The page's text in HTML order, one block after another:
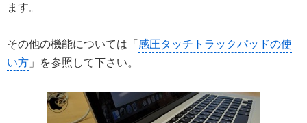
ます。
その他の機能については「感圧タッチトラックパッドの使
い方 」を参照して下さい。